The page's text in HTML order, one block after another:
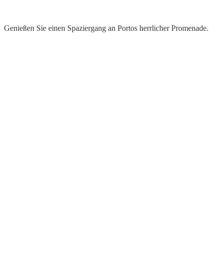
Genießen Sie einen Spaziergang an Portos herrlicher Promenade.